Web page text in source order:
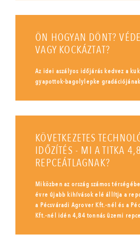
ÖN HOGYAN DÖNT?
VAGY KOCKÁZTAT?
Az idei aszályos időjárás kedvez a
gyapottok-bagolylepke
KÖVETKEZETES
IDŐZÍTÉS - MI A TITKA
REPCEÁTLAGNAK?
Miközben az ország számos
évre újabb kihívások elé állítja a
a Pécsváradi Agrover Kft.-nél és a
Kft.-nél idén 4,84 tonnás üzemi